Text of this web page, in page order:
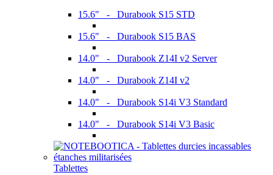
15.6" - Durabook S15 STD
15.6" - Durabook S15 BAS
14.0" - Durabook Z14I v2 Server
14.0" - Durabook Z14I v2
14.0" - Durabook S14i V3 Standard
14.0" - Durabook S14i V3 Basic
Tablettes